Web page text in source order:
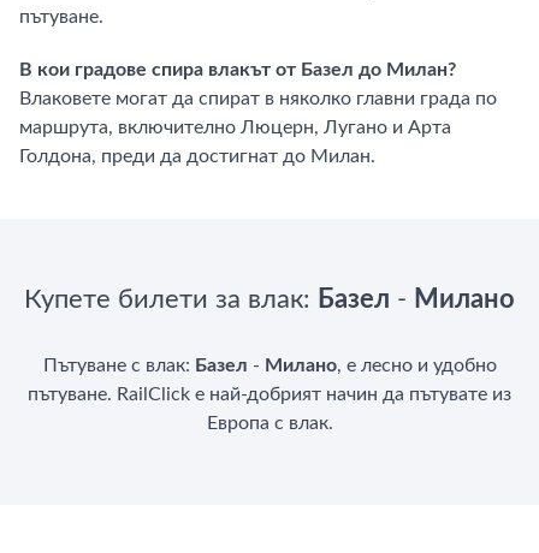
пътуване.
В кои градове спира влакът от Базел до Милан?
Влаковете могат да спират в няколко главни града по
маршрута, включително Люцерн, Лугано и Арта
Голдона, преди да достигнат до Милан.
Купете билети за влак: Базел - Милано
Пътуване с влак: Базел - Милано, е лесно и удобно
пътуване. RailClick е най-добрият начин да пътувате из
Европа с влак.